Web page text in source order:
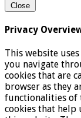
Close
Privacy
This website
you navigate
cookies that are
browser as they
functionalities of
cookies that help